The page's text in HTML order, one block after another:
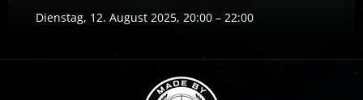
Dienstag, 12. August 2025, 20:00 – 22:00